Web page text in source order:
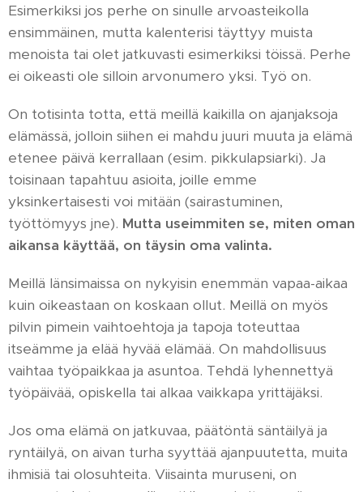
Esimerkiksi jos perhe on sinulle arvoasteikolla
ensimmäinen, mutta kalenterisi täyttyy muista
menoista tai olet jatkuvasti esimerkiksi töissä. Perhe
ei oikeasti ole silloin arvonumero yksi. Työ on.
On totisinta totta, että meillä kaikilla on ajanjaksoja
elämässä, jolloin siihen ei mahdu juuri muuta ja elämä
etenee päivä kerrallaan (esim. pikkulapsiarki). Ja
toisinaan tapahtuu asioita, joille emme
yksinkertaisesti voi mitään (sairastuminen,
työttömyys jne). Mutta useimmiten se, miten oman
aikansa käyttää, on täysin oma valinta.
Meillä länsimaissa on nykyisin enemmän vapaa-aikaa
kuin oikeastaan on koskaan ollut. Meillä on myös
pilvin pimein vaihtoehtoja ja tapoja toteuttaa
itseämme ja elää hyvää elämää. On mahdollisuus
vaihtaa työpaikkaa ja asuntoa. Tehdä lyhennettyä
työpäivää, opiskella tai alkaa vaikkapa yrittäjäksi.
Jos oma elämä on jatkuvaa, päätöntä säntäilyä ja
ryntäilyä, on aivan turha syyttää ajanpuutetta, muita
ihmisiä tai olosuhteita. Viisainta muruseni, on